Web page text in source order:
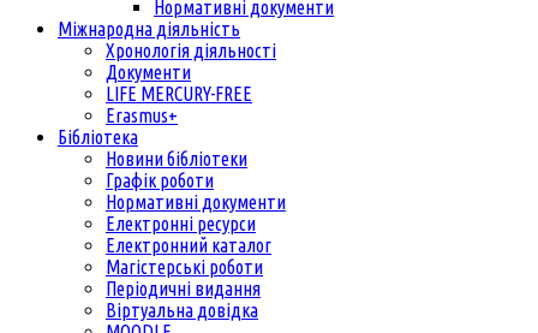
Нормативні документи
Міжнародна діяльність
Хронологія діяльності
Документи
LIFE MERCURY-FREE
Erasmus+
Бібліотека
Новини бібліотеки
Графік роботи
Нормативні документи
Електронні ресурси
Електронний каталог
Магістерські роботи
Періодичні видання
Віртуальна довідка